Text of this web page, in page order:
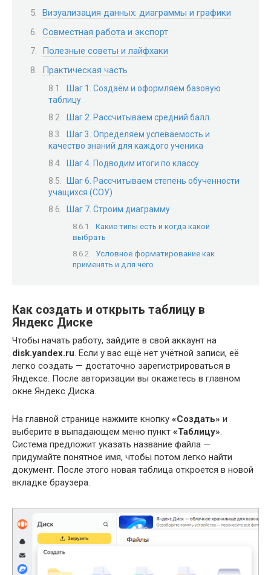
Визуализация данных: диаграммы и графики
Совместная работа и экспорт
Полезные советы и лайфхаки
Практическая часть
Шаг 1. Создаём и оформляем базовую
таблицу
Шаг 2. Рассчитываем средний балл
Шаг 3. Определяем успеваемость и
качество знаний для каждого ученика
Шаг 4. Подводим итоги по классу
Шаг 6. Рассчитываем степень обученности
учащихся (СОУ)
Шаг 7. Строим диаграмму
Какие типы есть и когда какой
выбрать
Условное форматирование как
применять и для чего
Как создать и открыть таблицу в
Яндекс Диске
Чтобы начать работу, зайдите в свой аккаунт на
disk.yandex.ru. Если у вас ещё нет учётной записи, её
легко создать — достаточно зарегистрироваться в
Яндексе. После авторизации вы окажетесь в главном
окне Яндекс Диска.
На главной странице нажмите кнопку «Создать» и
выберите в выпадающем меню пункт «Таблицу».
Система предложит указать название файла —
придумайте понятное имя, чтобы потом легко найти
документ. После этого новая таблица откроется в новой
вкладке браузера.